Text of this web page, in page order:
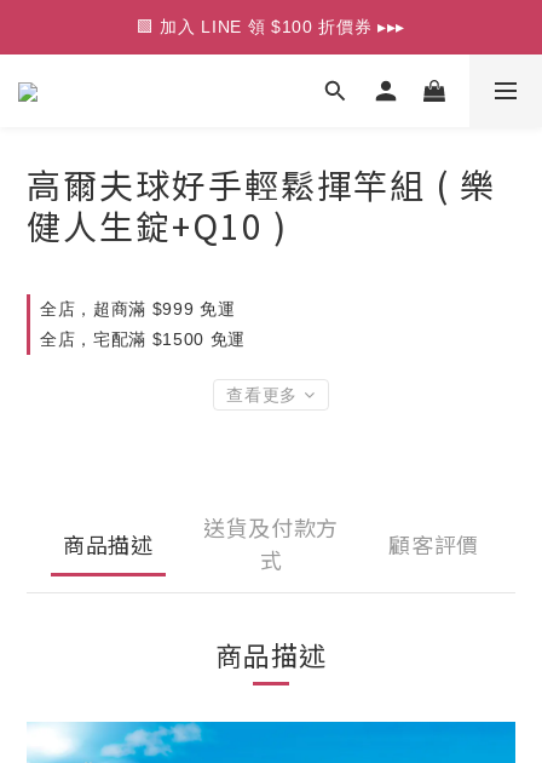
⭐ 口罩買 5 送 1 / 買 10 送 2 ▸▸▸
🟩 加入 LINE 領 $100 折價券 ▸▸▸
⭐ 口罩買 5 送 1 / 買 10 送 2 ▸▸▸
高爾夫球好手輕鬆揮竿組 ( 樂
健人生錠+Q10 )
全店，超商滿 $999 免運
全店，宅配滿 $1500 免運
查看更多
商品描述
送貨及付款方
式
顧客評價
商品描述